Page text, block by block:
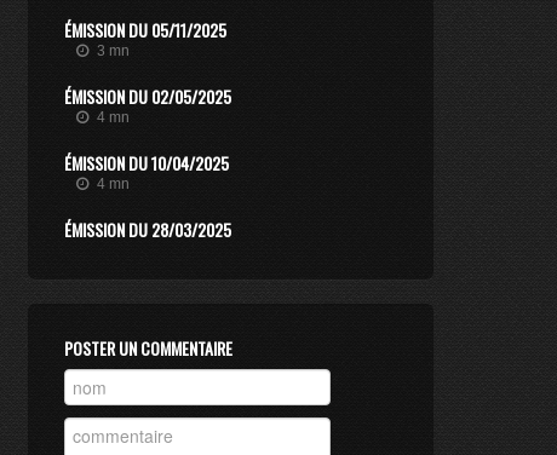
ÉMISSION DU 05/11/2025
3 mn
ÉMISSION DU 02/05/2025
4 mn
ÉMISSION DU 10/04/2025
4 mn
ÉMISSION DU 28/03/2025
ÉMISSION DU 23/01/2025
8 mn
ÉMISSION DU 20/11/2024
POSTER UN COMMENTAIRE